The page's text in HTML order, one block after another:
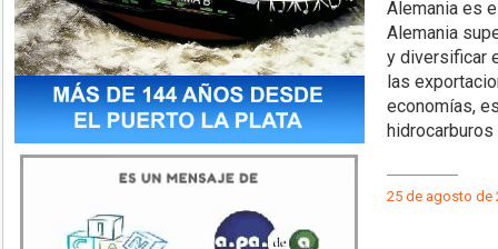
Alemania es
Alemania
y diversificar
las
economías,
25 de agosto de